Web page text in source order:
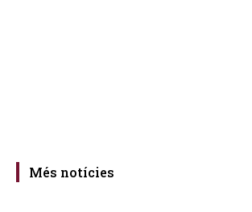
Més notícies